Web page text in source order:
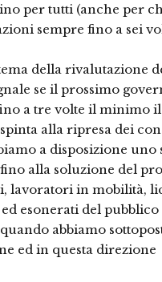
per tutti (anche per
sempre fino a sei
della rivalutazione
se il prossimo
a tre volte il minimo
alla ripresa dei
a disposizione
alla soluzione del
lavoratori in mobilità,
esonerati del pubblico
abbiamo
ed in questa direzione